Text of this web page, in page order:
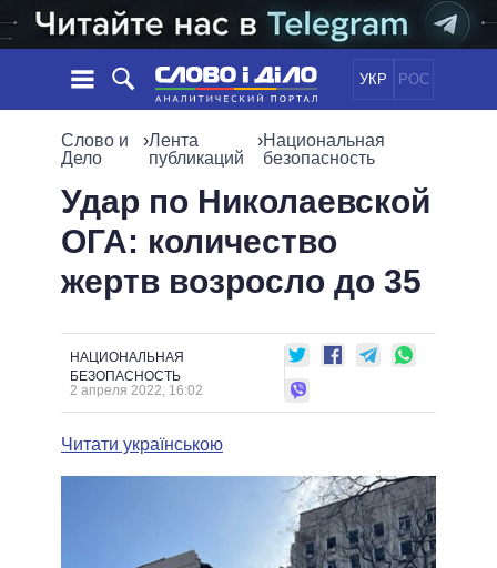
УКР РОС
НОВОСТИ
СОБЫТИЯ
СТАТЬИ
МНЕНИЯ
ДАЙДЖЕСТЫ
ОБЩЕСТВО
МИР
ОБЕЩАНИЯ
ПОЛИТИКИ
ВСЕ ПОЛИТИКИ
ВЕРХОВНАЯ РАДА
КАБИНЕТ МИНИСТРОВ
ГЛАВЫ ОБЛАДМИНИСТРАЦИЙ
МЭРЫ
ВСЕ ПЕРСОНЫ
ИНФОГРАФИКА
ВИДЕО
ПОДДЕРЖАТЬ
СРАВНЕНИЕ ПОЛИТИКОВ
Слово и
Дело
›Лента
публикаций
›Национальная
безопасность
Удар по Николаевской
ОГА: количество
жертв возросло до 35
НАЦИОНАЛЬНАЯ
БЕЗОПАСНОСТЬ
2 апреля 2022, 16:02
Читати українською